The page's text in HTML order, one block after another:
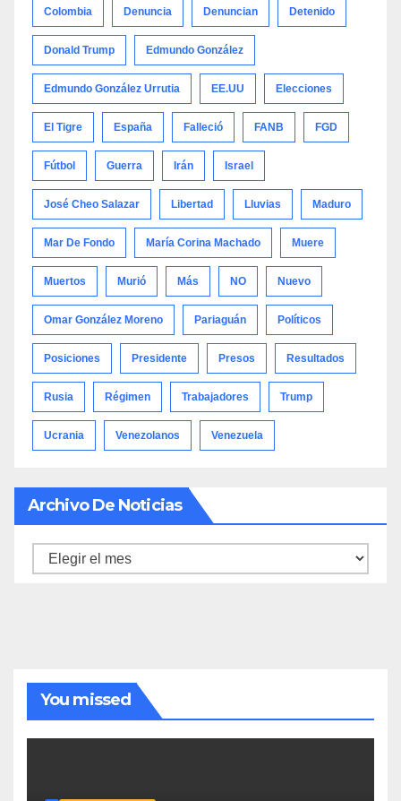
Colombia Denuncia Denuncian Detenido
Donald Trump Edmundo González
Edmundo González Urrutia EE.UU Elecciones
El Tigre España Falleció FANB FGD
Fútbol Guerra Irán Israel
José Cheo Salazar Libertad Lluvias Maduro
Mar De Fondo María Corina Machado Muere
Muertos Murió Más NO Nuevo
Omar González Moreno Pariaguán Políticos
Posiciones Presidente Presos Resultados
Rusia Régimen Trabajadores Trump
Ucrania Venezolanos Venezuela
Archivo De Noticias
Archivo
You missed